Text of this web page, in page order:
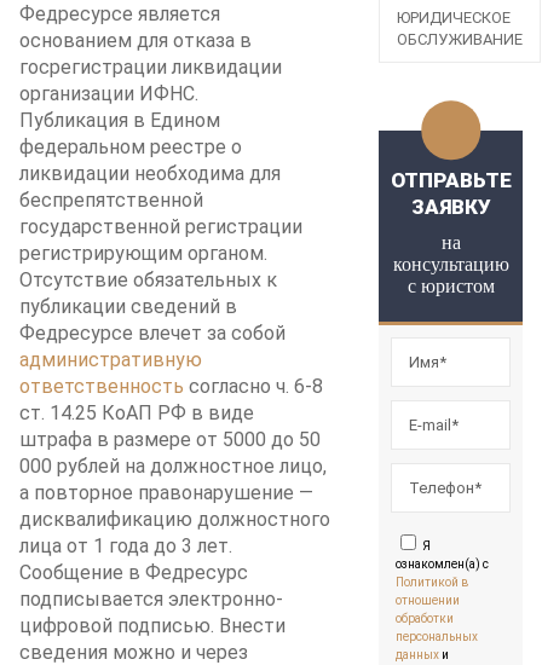
Федресурсе является
основанием для отказа в
госрегистрации ликвидации
организации ИФНС.
Публикация в Едином
федеральном реестре о
ликвидации необходима для
беспрепятственной
государственной регистрации
регистрирующим органом.
Отсутствие обязательных к
публикации сведений в
Федресурсе влечет за собой
административную
ответственность согласно ч. 6-8
ст. 14.25 КоАП РФ в виде
штрафа в размере от 5000 до 50
000 рублей на должностное лицо,
а повторное правонарушение —
дисквалификацию должностного
лица от 1 года до 3 лет.
Сообщение в Федресурс
подписывается электронно-
цифровой подписью. Внести
сведения можно и через
ЮРИДИЧЕСКОЕ
ОБСЛУЖИВАНИЕ
ОТПРАВЬТЕ
ЗАЯВКУ
на
консультацию
с юристом
Я
ознакомлен(а) с
Политикой в
отношении
обработки
персональных
данных и